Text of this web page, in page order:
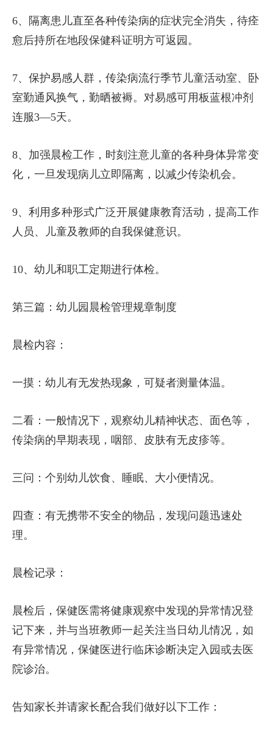
6、隔离患儿直至各种传染病的症状完全消失，待痊
愈后持所在地段保健科证明方可返园。
7、保护易感人群，传染病流行季节儿童活动室、卧
室勤通风换气，勤晒被褥。对易感可用板蓝根冲剂
连服3—5天。
8、加强晨检工作，时刻注意儿童的各种身体异常变
化，一旦发现病儿立即隔离，以减少传染机会。
9、利用多种形式广泛开展健康教育活动，提高工作
人员、儿童及教师的自我保健意识。
10、幼儿和职工定期进行体检。
第三篇：幼儿园晨检管理规章制度
晨检内容：
一摸：幼儿有无发热现象，可疑者测量体温。
二看：一般情况下，观察幼儿精神状态、面色等，
传染病的早期表现，咽部、皮肤有无皮疹等。
三问：个别幼儿饮食、睡眠、大小便情况。
四查：有无携带不安全的物品，发现问题迅速处
理。
晨检记录：
晨检后，保健医需将健康观察中发现的异常情况登
记下来，并与当班教师一起关注当日幼儿情况，如
有异常情况，保健医进行临床诊断决定入园或去医
院诊治。
告知家长并请家长配合我们做好以下工作：